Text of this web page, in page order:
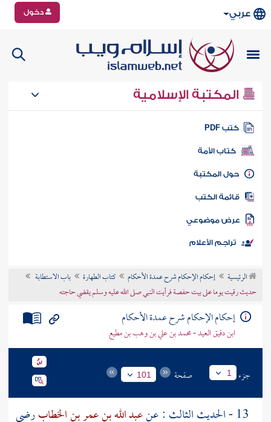
عربي دخول
المكتبة الإسلامية
كتب PDF
كتاب الأمة
المكتبة
الكتب
موضوعي
تراجم الأعلام
الرئيسية إحكام الإحكام شرح عمدة الأحكام كتاب الطهارة
باب الاستطابة
حديث رقيت يوما على بيت حفصة فرأيت النبي صلى الله عليه وسلم يقضي حاجته
إحكام الإحكام شرح عمدة الأحكام
ابن دقيق العيد - محمد بن علي بن وهب بن مطيع
جزء 1 صفحة 101
عبد الله بن عمر بن الخطابرضي